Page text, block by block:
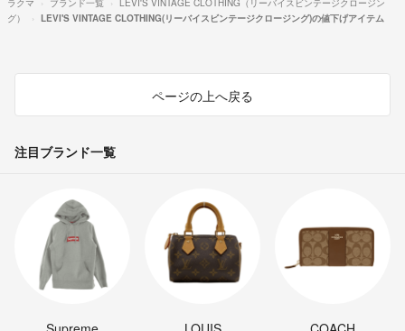
グ）
LEVI'S VINTAGE CLOTHING(リーバイスビンテージクロージング)の値下げアイテム
ページの上へ戻る
注目ブランド一覧